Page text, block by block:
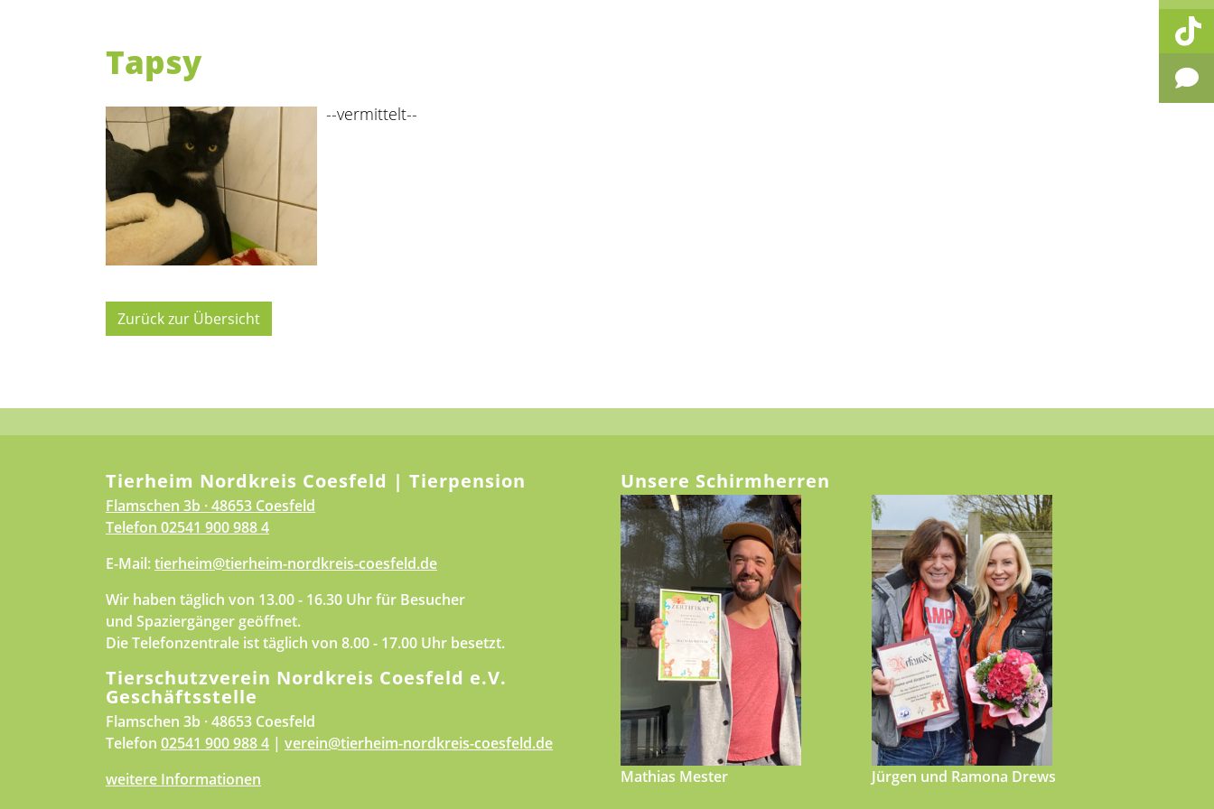
Tapsy
--vermittelt--
Zurück zur Übersicht
Tierheim Nordkreis Coesfeld | Tierpension
Flamschen 3b · 48653 Coesfeld
Telefon 02541 900 988 4
E-Mail:tierheim@tierheim-nordkreis-coesfeld.de
Wir haben täglich von 13.00 - 16.30 Uhr für Besucher
und Spaziergänger geöffnet.
Die Telefonzentrale ist täglich von 8.00 - 17.00 Uhr besetzt.
Tierschutzverein Nordkreis Coesfeld e.V.
Geschäftsstelle
Flamschen 3b · 48653 Coesfeld
Telefon 02541 900 988 4 | verein@tierheim-nordkreis-coesfeld.de
weitere Informationen
Unsere Schirmherren
Mathias Mester Jürgen und Ramona Drews